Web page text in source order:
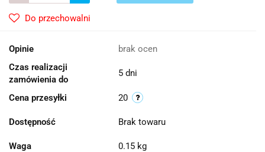
Do przechowalni
Opinie
brak ocen
Czas realizacji
zamówienia do
5 dni
Cena przesyłki 20
Dostępność Brak towaru
Waga 0.15 kg